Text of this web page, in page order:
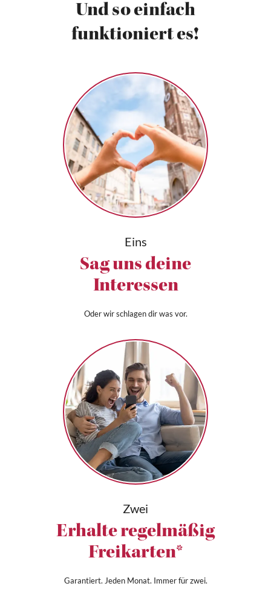
Und so einfach
funktioniert es!
Eins
Sag uns deine
Interessen
Oder wir schlagen dir was vor.
Zwei
Erhalte regelmäßig
Freikarten*
Garantiert. Jeden Monat. Immer für zwei.